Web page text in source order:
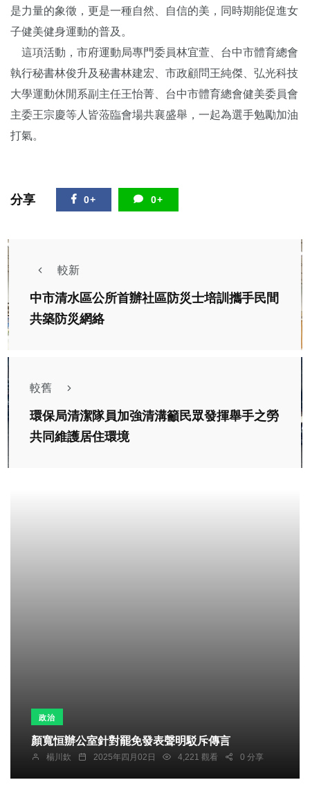
是力量的象徵，更是一種自然、自信的美，同時期能促進女
子健美健身運動的普及。
這項活動，市府運動局專門委員林宜萱、台中市體育總會
執行秘書林俊升及秘書林建宏、市政顧問王純傑、弘光科技
大學運動休閒系副主任王怡菁、台中市體育總會健美委員會
主委王宗慶等人皆蒞臨會場共襄盛舉，一起為選手勉勵加油
打氣。
分享 0+ 0+
較新
中市清水區公所首辦社區防災士培訓攜手民間
共築防災網絡
較舊
環保局清潔隊員加強清溝籲民眾發揮舉手之勞
共同維護居住環境
政治
顏寬恒辦公室針對罷免發表聲明駁斥傳言
楊川欽 2025年四月02日 4,221 觀看 0 分享